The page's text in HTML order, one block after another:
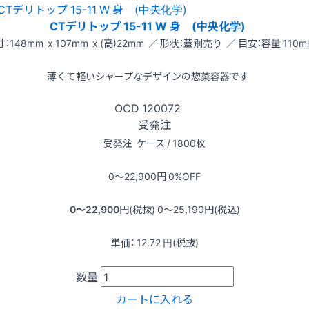
CTデリトップ 15-11 W 身 (中央化学)
：148mm x 107mm x (高)22mm ／ 形状：蓋別売り ／ 目安：容量 110ml
薄くて軽いシャープなデザインの惣菜容器です
OCD 120072
受発注
受発注 ケース / 1800枚
0〜22,900円0%OFF
0〜22,900円(税抜) 0〜25,190円(税込)
単価： 12.72 円(税抜)
数量
カートに入れる